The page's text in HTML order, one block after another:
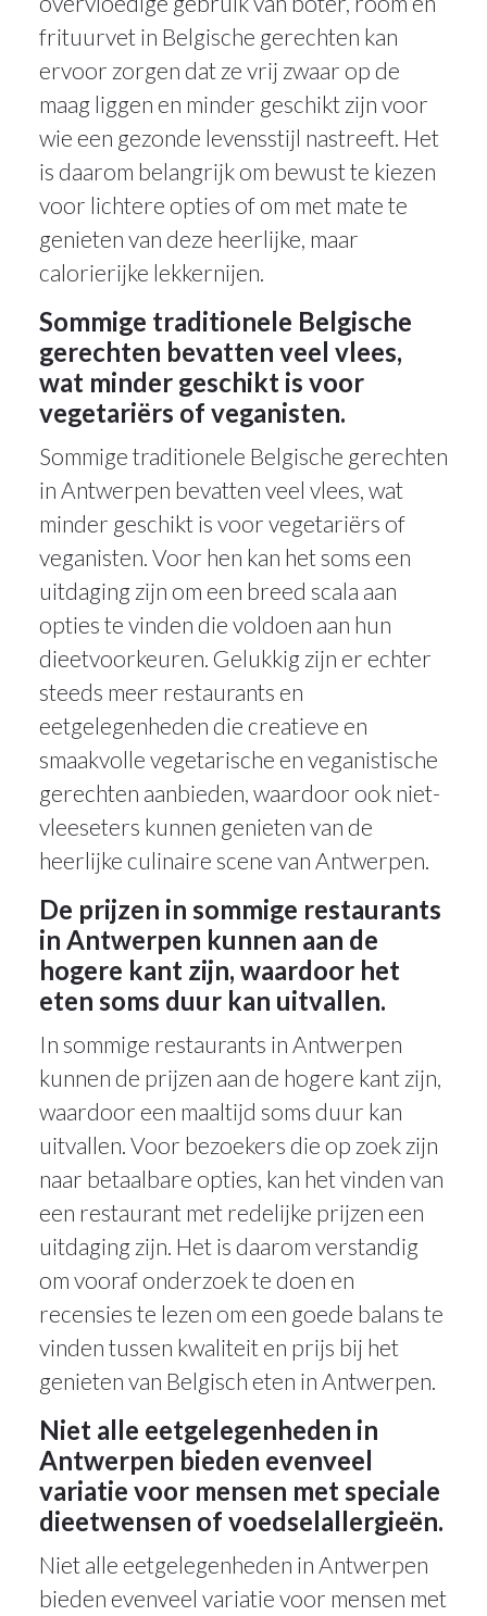
frituurvet in Belgische gerechten kan
ervoor zorgen dat ze vrij zwaar op de
maag liggen en minder geschikt zijn voor
wie een gezonde levensstijl nastreeft. Het
is daarom belangrijk om bewust te kiezen
voor lichtere opties of om met mate te
genieten van deze heerlijke, maar
calorierijke lekkernijen.
Sommige traditionele Belgische
gerechten bevatten veel vlees,
wat minder geschikt is voor
vegetariërs of veganisten.
Sommige traditionele Belgische gerechten
in Antwerpen bevatten veel vlees, wat
minder geschikt is voor vegetariërs of
veganisten. Voor hen kan het soms een
uitdaging zijn om een breed scala aan
opties te vinden die voldoen aan hun
dieetvoorkeuren. Gelukkig zijn er echter
steeds meer restaurants en
eetgelegenheden die creatieve en
smaakvolle vegetarische en veganistische
gerechten aanbieden, waardoor ook niet-
vleeseters kunnen genieten van de
heerlijke culinaire scene van Antwerpen.
De prijzen in sommige restaurants
in Antwerpen kunnen aan de
hogere kant zijn, waardoor het
eten soms duur kan uitvallen.
In sommige restaurants in Antwerpen
kunnen de prijzen aan de hogere kant zijn,
waardoor een maaltijd soms duur kan
uitvallen. Voor bezoekers die op zoek zijn
naar betaalbare opties, kan het vinden van
een restaurant met redelijke prijzen een
uitdaging zijn. Het is daarom verstandig
om vooraf onderzoek te doen en
recensies te lezen om een goede balans te
vinden tussen kwaliteit en prijs bij het
genieten van Belgisch eten in Antwerpen.
Niet alle eetgelegenheden in
Antwerpen bieden evenveel
variatie voor mensen met speciale
dieetwensen of voedselallergieën.
Niet alle eetgelegenheden in Antwerpen
bieden evenveel variatie voor mensen met